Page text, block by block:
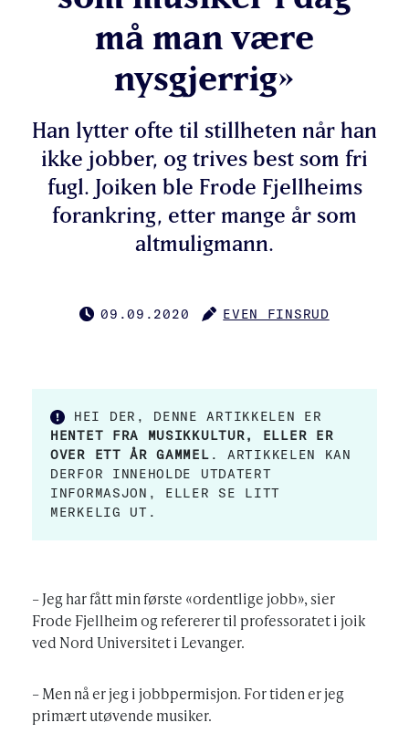
må man være
nysgjerrig»
Han lytter ofte til stillheten når han
ikke jobber, og trives best som fri
fugl. Joiken ble Frode Fjellheims
forankring, etter mange år som
altmuligmann.
PUBLISERT
09.09.2020
FORFATTER
EVEN FINSRUD
HEI DER, DENNE ARTIKKELEN ER
HENTET FRA MUSIKKULTUR, ELLER ER
OVER ETT ÅR GAMMEL . ARTIKKELEN KAN
DERFOR INNEHOLDE UTDATERT
INFORMASJON, ELLER SE LITT
MERKELIG UT.
– Jeg har fått min første «ordentlige jobb», sier
Frode Fjellheim og refererer til professoratet i joik
ved Nord Universitet i Levanger.
– Men nå er jeg i jobbpermisjon. For tiden er jeg
primært utøvende musiker.